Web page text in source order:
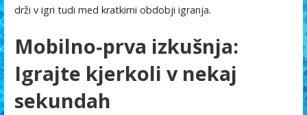
drži v igri tudi med kratkimi obdobji igranja.
Mobilno‑prva izkušnja:
Igrajte kjerkoli v nekaj
sekundah